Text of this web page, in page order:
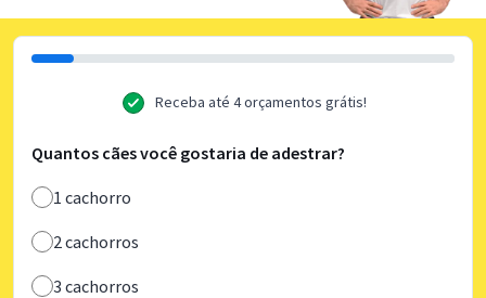
Receba até 4 orçamentos grátis!
Quantos cães você gostaria de adestrar?
1 cachorro
2 cachorros
3 cachorros